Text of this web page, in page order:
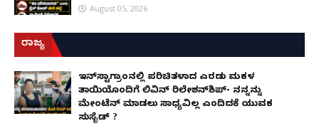
August 05, 2026
ರಾಜ್ಯ
ಇನ್​ಸ್ಟಾಗ್ರಾಂನಲ್ಲಿ ಪರಿಚಿತಳಾದ ಎರಡು ಮಕ್ಕಳ
ತಾಯಿಯೊಂದಿಗೆ ಲಿವಿನ್ ರಿಲೇಶನ್​ಶಿಪ್- ನನ್ನನ್ನು
ಮೇಂಟೆನ್ ಮಾಡಲು ಸಾಧ್ಯವಿಲ್ಲ ಎಂದಿದಕ್ಕೆ ಯುವಕ
ಸುಸೈಡ್ ?